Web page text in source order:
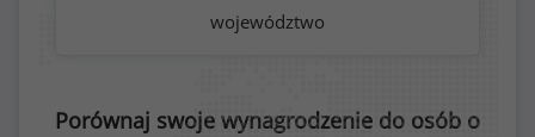
województwo
Porównaj swoje wynagrodzenie do osób o